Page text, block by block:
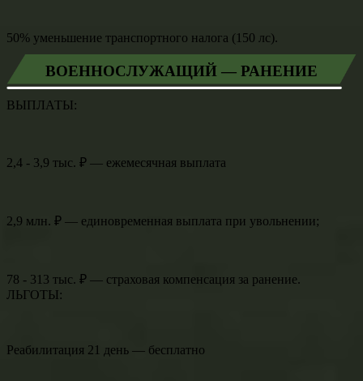
50% уменьшение транспортного налога (150 лс).
ВОЕННОСЛУЖАЩИЙ — РАНЕНИЕ
ВЫПЛАТЫ:
2,4 - 3,9 тыс. ₽ — ежемесячная выплата
2,9 млн. ₽ — единовременная выплата при увольнении;
78 - 313 тыс. ₽ — страховая компенсация за ранение.
ЛЬГОТЫ:
Реабилитация 21 день — бесплатно